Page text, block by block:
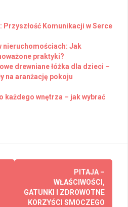
Przyszłość Komunikacji w Serce
nieruchomościach: Jak
praktyki?
drewniane łóżka dla dzieci –
na aranżację pokoju
każdego wnętrza – jak wybrać
PITAJA –
WŁAŚCIWOŚCI,
GATUNKI I ZDROWOTNE
KORZYŚCI SMOCZEGO